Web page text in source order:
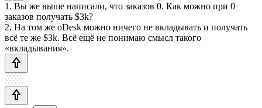
1. Вы же выше написали, что заказов 0. Как можно при 0
заказов получать $3k?
2. На том же oDesk можно ничего не вкладывать и получать
всё те же $3k. Всё ещё не понимаю смысл такого
«вкладывания».